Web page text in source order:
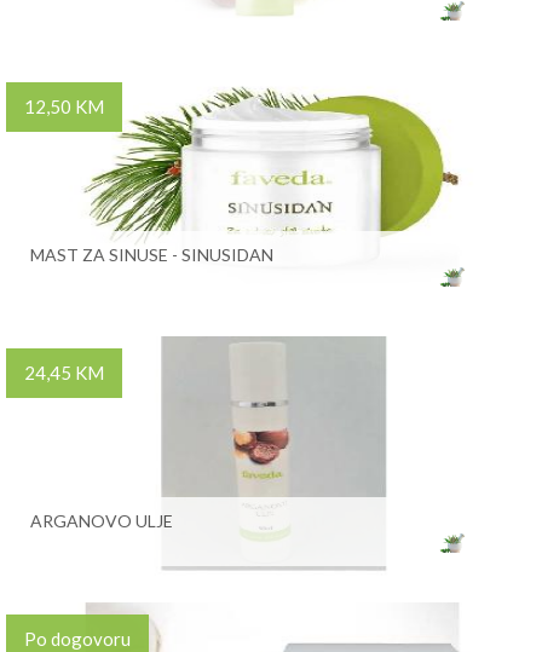
12,50 KM
MAST ZA SINUSE - SINUSIDAN
24,45 KM
ARGANOVO ULJE
Po dogovoru